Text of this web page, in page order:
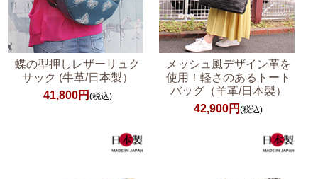
蝶の型押しレザーリュク
サック (牛革/日本製）
41,800円 (税込)
メッシュ風デザイン革を
使用！軽さのあるトート
バッグ（羊革/日本製）
42,900円(税込)